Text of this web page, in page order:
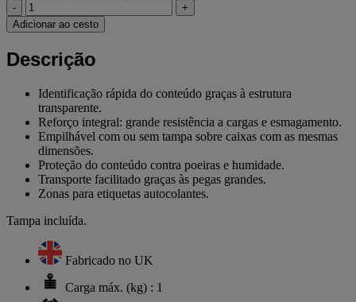
-
+
Adicionar ao cesto
Descrição
Identificação rápida do conteúdo graças à estrutura
transparente.
Reforço integral: grande resistência a cargas e esmagamento.
Empilhável com ou sem tampa sobre caixas com as mesmas
dimensões.
Proteção do conteúdo contra poeiras e humidade.
Transporte facilitado graças às pegas grandes.
Zonas para etiquetas autocolantes.
Tampa incluída.
Fabricado no UK
Carga máx. (kg) : 1